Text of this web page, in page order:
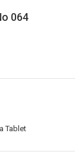
064
Tablet